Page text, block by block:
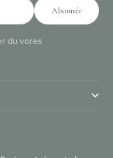
Abonnér
du vores